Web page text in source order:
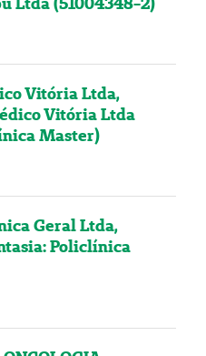
Vitória Ltda,
Vitória Ltda
Master)
Geral Ltda,
Policlínica